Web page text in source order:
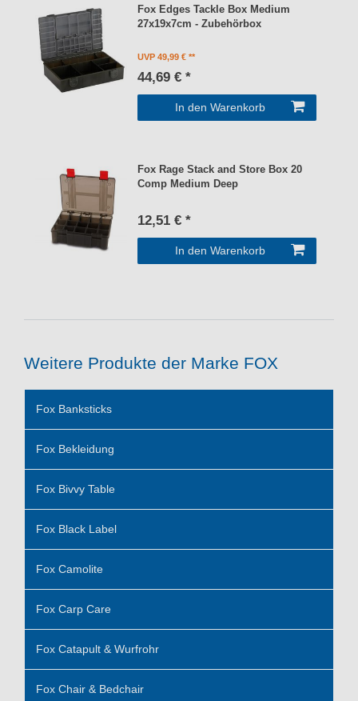
Fox Edges Tackle Box Medium
27x19x7cm - Zubehörbox
UVP 49,99 €
44,69 € *
In den Warenkorb
Fox Rage Stack and Store Box 20
Comp Medium Deep
12,51 € *
In den Warenkorb
Weitere Produkte der Marke FOX
Fox Banksticks
Fox Bekleidung
Fox Bivvy Table
Fox Black Label
Fox Camolite
Fox Carp Care
Fox Catapult & Wurfrohr
Fox Chair & Bedchair